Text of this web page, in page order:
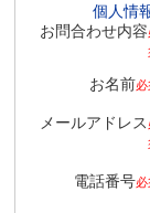
個人情
お問合わせ内容
お名前
メールアドレス
電話番号